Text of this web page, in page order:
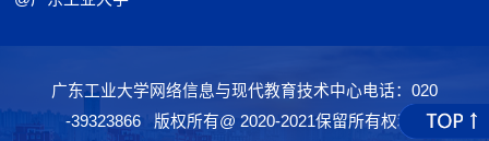
广东工业大学网络信息与现代教育技术中心电话：020
-39323866 版权所有@ 2020-2021保留所有权利